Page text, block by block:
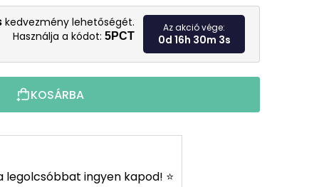
Egységár:
kedvezmény lehetőségét.
Használja a kódot: 5PCT
Az akció vége:
0d 16h 30m 1s
KOSÁRBA
legolcsóbbat ingyen kapod! ⭐